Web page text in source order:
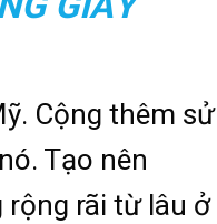
Cộng thêm sử
Tạo nên
rộng rãi từ lâu ở